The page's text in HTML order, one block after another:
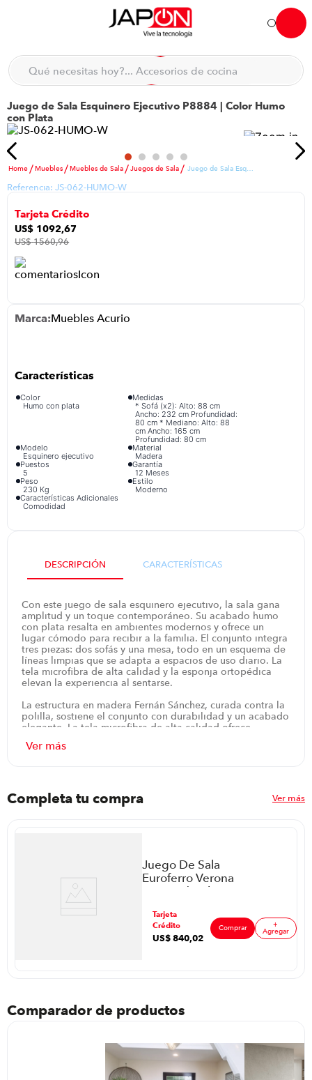
Hola... qué necesitas hoy?
Qué necesitas hoy?... Accesorios de cocina
Juego de Sala Esquinero Ejecutivo P8884 | Color Humo
con Plata
Muebles Muebles de Sala Juegos de Sala Juego de Sala Esquinero Ejecutivo P8884 | Color Humo con Plata
Referencia: JS-062-HUMO-W
Tarjeta Crédito
US$ 1092,67
US$1560,96
Muebles Acurio
Color
Humo con plata
Medidas
* Sofá (x2): Alto: 88 cm
Ancho: 232 cm Profundidad:
80 cm * Mediano: Alto: 88
cm Ancho: 165 cm
Profundidad: 80 cm
Modelo
Esquinero ejecutivo
Material
Madera
Puestos
5
Garantía
12 Meses
Peso
230 Kg
Estilo
Moderno
Características Adicionales
Comodidad
DESCRIPCIÓN CARACTERÍSTICAS
Con este juego de sala esquinero ejecutivo, la sala gana
amplitud y un toque contemporáneo. Su acabado humo
con plata resalta en ambientes modernos y ofrece un
lugar cómodo para recibir a la familia. El conjunto integra
tres piezas: dos sofás y una mesa, todo en un esquema de
líneas limpias que se adapta a espacios de uso diario. La
tela microfibra de alta calidad y la esponja ortopédica
elevan la experiencia al sentarse.
La estructura en madera Fernán Sánchez, curada contra la
polilla, sostiene el conjunto con durabilidad y un acabado
elegante. La tela microfibra de alta calidad ofrece
un aspecto nuevo por más tiempo. El juego admite cinco
tranquilidad, mientras que el color humo con plata ayuda
a combinar con otros muebles y decoraciones.
altura adecuada para apoyar bebidas y accesorios,
manteniendo orden gracias a su superficie amplia. Con
este juego de sala esquinero ejecutivo, la casa se siente
más acogedora, sin sacrificar estilo ni funcionalidad, listo
para disfrutar sin complicaciones.
Completa tu compra Ver más
Juego De Sala
Euroferro Verona
P88598 | Color
Tv Esmeralda 70"
P8928 | 70" Color
Nature Off White
Tarjeta
Crédito
US$ 840,02
Comprar +
Agregar
Comparador de productos
TÉRMINOS MÁS BUSCADOS
1. moto
lavadora
5 . scooter
7. celular
9. iphone